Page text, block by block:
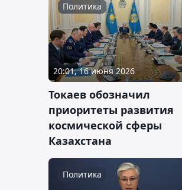
Политика
20:01, 16 июня 2026
Токаев обозначил
приоритеты развития
космической сферы
Казахстана
Политика